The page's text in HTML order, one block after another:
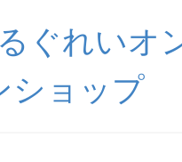
ぐれいオ
ショップ